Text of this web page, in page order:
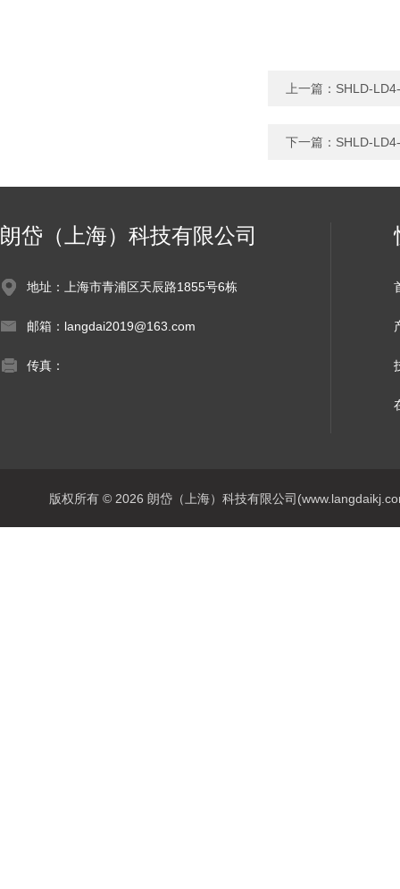
上一篇： SHLD-
下一篇： SHLD-
朗岱（上海）科技有限公司
地址：上海市青浦区天辰路1855号6栋
邮箱：langdai2019@163.com
传真：
版权所有 © 2026 朗岱（上海）科技有限公司